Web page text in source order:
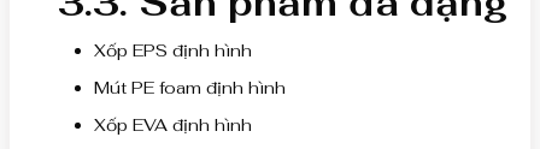
Xốp EPS định hình
Mút PE foam định hình
Xốp EVA định hình